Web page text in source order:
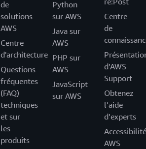
de
solutions
AWS
Centre
d'architecture
Questions
fréquentes
(FAQ)
techniques
et sur
les
produits
Python
sur AWS
Java sur
AWS
PHP sur
AWS
JavaScript
sur AWS
Centre
de
d’AWS
Support
Obtenez
l’aide
d’experts
Accessibilité
AWS